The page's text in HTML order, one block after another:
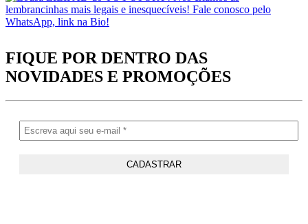
FIQUE POR DENTRO DAS
NOVIDADES E PROMOÇÕES